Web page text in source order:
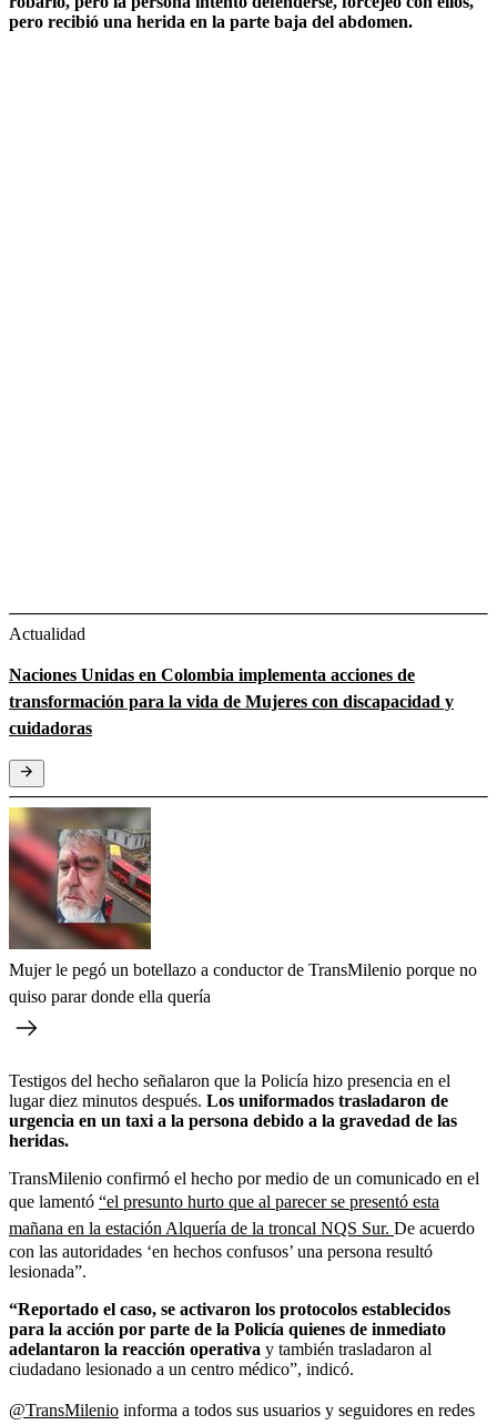
pero recibió una herida en la parte baja del abdomen.
Actualidad
Naciones Unidas en Colombia implementa acciones de
transformación para la vida de Mujeres con discapacidad y
cuidadoras
Mujer le pegó un botellazo a conductor de TransMilenio porque no
quiso parar donde ella quería
Testigos del hecho señalaron que la Policía hizo presencia en el
lugar diez minutos después. Los uniformados trasladaron de
urgencia en un taxi a la persona debido a la gravedad de las
heridas.
TransMilenio confirmó el hecho por medio de un comunicado en el
que lamentó “el presunto hurto que al parecer se presentó esta
mañana en la estación Alquería de la troncal NQS Sur. De acuerdo
con las autoridades ‘en hechos confusos’ una persona resultó
lesionada”.
“Reportado el caso, se activaron los protocolos establecidos
para la acción por parte de la Policía quienes de inmediato
adelantaron la reacción operativa y también trasladaron al
ciudadano lesionado a un centro médico”, indicó.
@TransMilenio informa a todos sus usuarios y seguidores en redes